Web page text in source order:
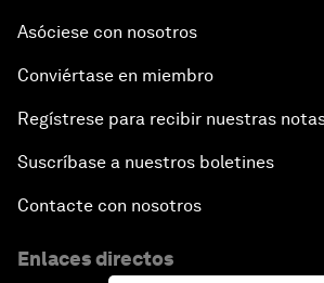
Asóciese con nosotros
Conviértase en miembro
Regístrese para recibir nuestras
Suscríbase a nuestros boletines
Contacte con nosotros
Enlaces directos